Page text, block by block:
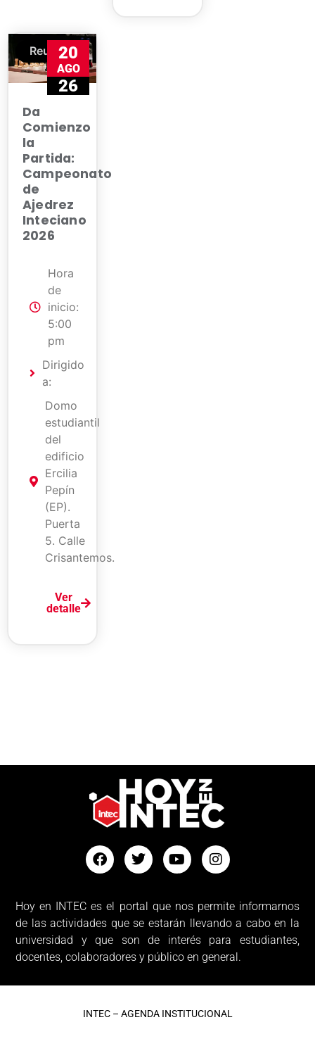
Reunión
20
AGO
26
Da
Comienzo
la
Partida:
Campeonato
de
Ajedrez
Inteciano
2026
Hora
de
inicio:
5:00
pm
Dirigido
a:
Domo
estudiantil
del
edificio
Ercilia
Pepín
(EP).
Puerta
5. Calle
Crisantemos.
Ver
detalle
Hoy en INTEC es el portal que nos permite informarnos
de las actividades que se estarán llevando a cabo en la
universidad y que son de interés para estudiantes,
docentes, colaboradores y público en general.
INTEC – AGENDA INSTITUCIONAL